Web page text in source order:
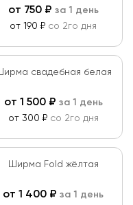
от 750₽ за 1 день
от 190 ₽ со 2го дня
свадебная белая
от 1 500₽ за 1 день
от 300 ₽ со 2го дня
Ширма Fold жёлтая
от 1 400 ₽ за 1 день